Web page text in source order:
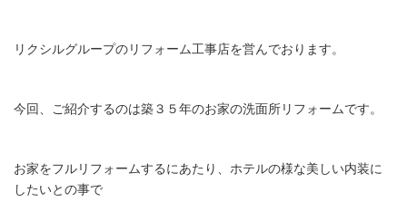
リクシルグループのリフォーム工事店を営んでおります。
今回、ご紹介するのは築３５年のお家の洗面所リフォームです。
お家をフルリフォームするにあたり、ホテルの様な美しい内装に
したいとの事で